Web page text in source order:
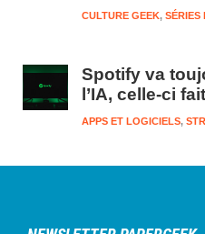
CULTURE GEEK, SÉRIES
Spotify va
l’IA, celle-ci
APPS ET LOGICIELS,